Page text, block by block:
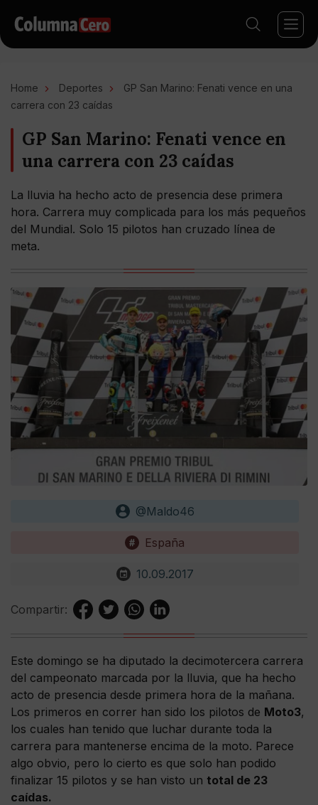
Home Deportes
GP San Marino: Fenati vence en una
carrera con 23 caídas
GP San Marino: Fenati vence en
una carrera con 23 caídas
La lluvia ha hecho acto de presencia dese primera
hora. Carrera muy complicada para los más pequeños
del Mundial. Solo 15 pilotos han cruzado línea de
meta.
@Maldo46
España
10.09.2017
Compartir:
Este domingo se ha diputado la decimotercera carrera
del campeonato marcada por la lluvia, que ha hecho
acto de presencia desde primera hora de la mañana.
Los primeros en correr han sido los pilotos de Moto3,
los cuales han tenido que luchar durante toda la
carrera para mantenerse encima de la moto. Parece
algo obvio, pero lo cierto es que solo han podido
finalizar 15 pilotos y se han visto un total de 23
caídas.